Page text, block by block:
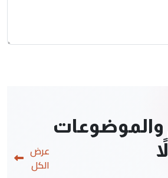
والموضوعات
عرض
الكل